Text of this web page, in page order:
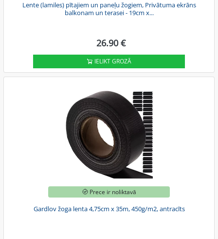
Lente (lamiles) pītajiem un paneļu žogiem, Privātuma ekrāns
balkonam un terasei - 19cm x...
26.90 €
IELIKT GROZĀ
Prece ir noliktavā
Gardlov žoga lenta 4,75cm x 35m, 450g/m2, antracīts